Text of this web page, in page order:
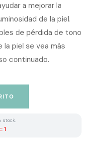
a mejorar la
de la piel.
de pérdida de tono
piel se vea más
continuado.
stock.
1